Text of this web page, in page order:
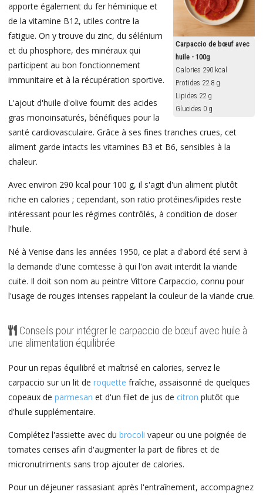
Carpaccio de bœuf avec
huile - 100g
Calories 290 kcal
Protides 22.8 g
Lipides 22 g
Glucides 0 g
apporte également du fer héminique et
de la vitamine B12, utiles contre la
fatigue. On y trouve du zinc, du sélénium
et du phosphore, des minéraux qui
participent au bon fonctionnement
immunitaire et à la récupération sportive.
L'ajout d'huile d'olive fournit des acides
gras monoinsaturés, bénéfiques pour la
santé cardiovasculaire. Grâce à ses fines tranches crues, cet
aliment garde intacts les vitamines B3 et B6, sensibles à la
chaleur.
Avec environ 290 kcal pour 100 g, il s'agit d'un aliment plutôt
riche en calories ; cependant, son ratio protéines/lipides reste
intéressant pour les régimes contrôlés, à condition de doser
l'huile.
Né à Venise dans les années 1950, ce plat a d'abord été servi à
la demande d'une comtesse à qui l'on avait interdit la viande
cuite. Il doit son nom au peintre Vittore Carpaccio, connu pour
l'usage de rouges intenses rappelant la couleur de la viande crue.
Conseils pour intégrer le carpaccio de bœuf avec huile à
une alimentation équilibrée
Pour un repas équilibré et maîtrisé en calories, servez le
carpaccio sur un lit de roquette fraîche, assaisonné de quelques
copeaux de parmesan et d'un filet de jus de citron plutôt que
d'huile supplémentaire.
Complétez l'assiette avec du brocoli vapeur ou une poignée de
tomates cerises afin d'augmenter la part de fibres et de
micronutriments sans trop ajouter de calories.
Pour un déjeuner rassasiant après l'entraînement, accompagnez